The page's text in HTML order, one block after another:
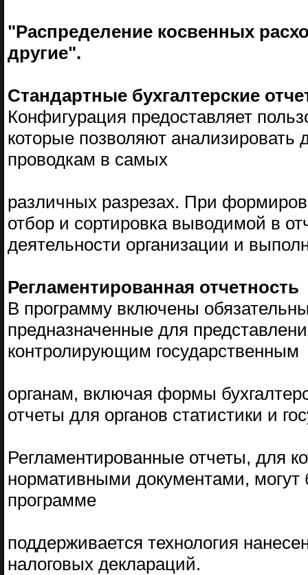
"Распределение косвенных
другие".
Стандартные бухгалтерские
Конфигурация предоставляет
которые позволяют анализировать
проводкам в самых
различных разрезах. При
отбор и сортировка выводимой в
деятельности организации и
Регламентированная отчетность
В программу включены
предназначенные для
контролирующим государственным
органам, включая формы
отчеты для органов статистики и
Регламентированные отчеты, для
нормативными документами,
программе
поддерживается технология
налоговых деклараций.